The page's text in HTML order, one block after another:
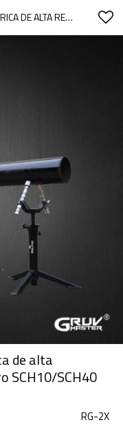
RANURADORA HIDRÁULICA ELÉCTRICA DE ALTA RESISTENCIA PARA TUBOS DE ACERO SCH10/SCH40 DE 2" A 12" (RG-2X)
de alta
SCH10/SCH40
RG-2X